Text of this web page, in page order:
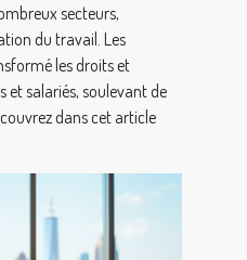
secteurs,
du travail. Les
les droits et
et salariés, soulevant de
dans cet article